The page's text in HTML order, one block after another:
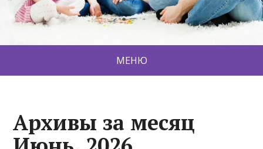
МЕНЮ
Архивы за месяц